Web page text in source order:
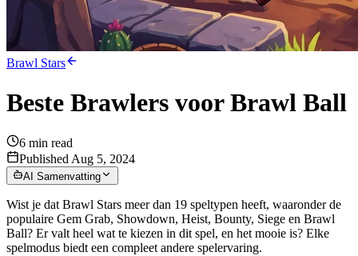
Brawl Stars
Beste Brawlers voor Brawl Ball
6 min read
Published Aug 5, 2024
AI Samenvatting
Wist je dat Brawl Stars meer dan 19 speltypen heeft, waaronder de
populaire Gem Grab, Showdown, Heist, Bounty, Siege en Brawl
Ball? Er valt heel wat te kiezen in dit spel, en het mooie is? Elke
spelmodus biedt een compleet andere spelervaring.